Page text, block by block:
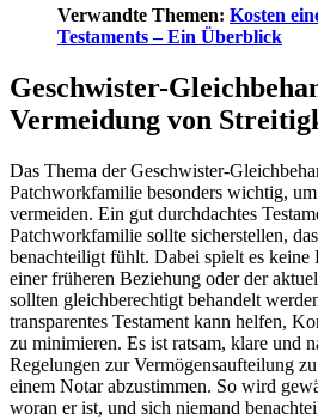
Verwandte Themen: Kosten
Testaments – Ein Überblick
Geschwister-
Vermeidung von
Das Thema der Geschwister-
Patchworkfamilie besonders wichtig,
vermeiden. Ein gut durchdachtes
Patchworkfamilie sollte sicherstellen,
benachteiligt fühlt. Dabei spielt es
einer früheren Beziehung oder der
sollten gleichberechtigt behandelt
transparentes Testament kann helfen,
zu minimieren. Es ist ratsam, klare und
Regelungen zur Vermögensaufteilung
einem Notar abzustimmen. So wird
woran er ist, und sich niemand